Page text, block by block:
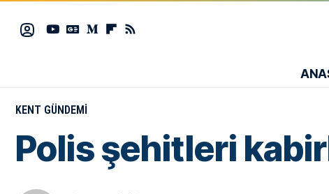
KENT GÜNDEMI
Polis şehitleri